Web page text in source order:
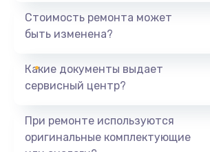
1890 руб.
Замена аккумулятора
Замена SSD
Стоимость ремонта может
быть изменена?
Какие документы выдает
сервисный центр?
При ремонте используются
оригинальные комплектующие